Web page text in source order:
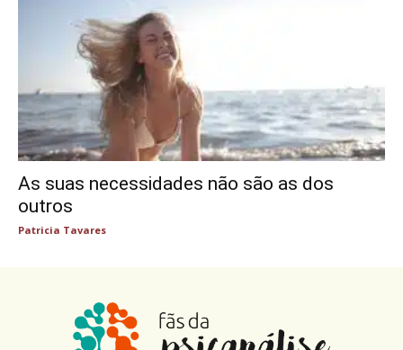
As suas necessidades não são as dos
outros
Patricia Tavares